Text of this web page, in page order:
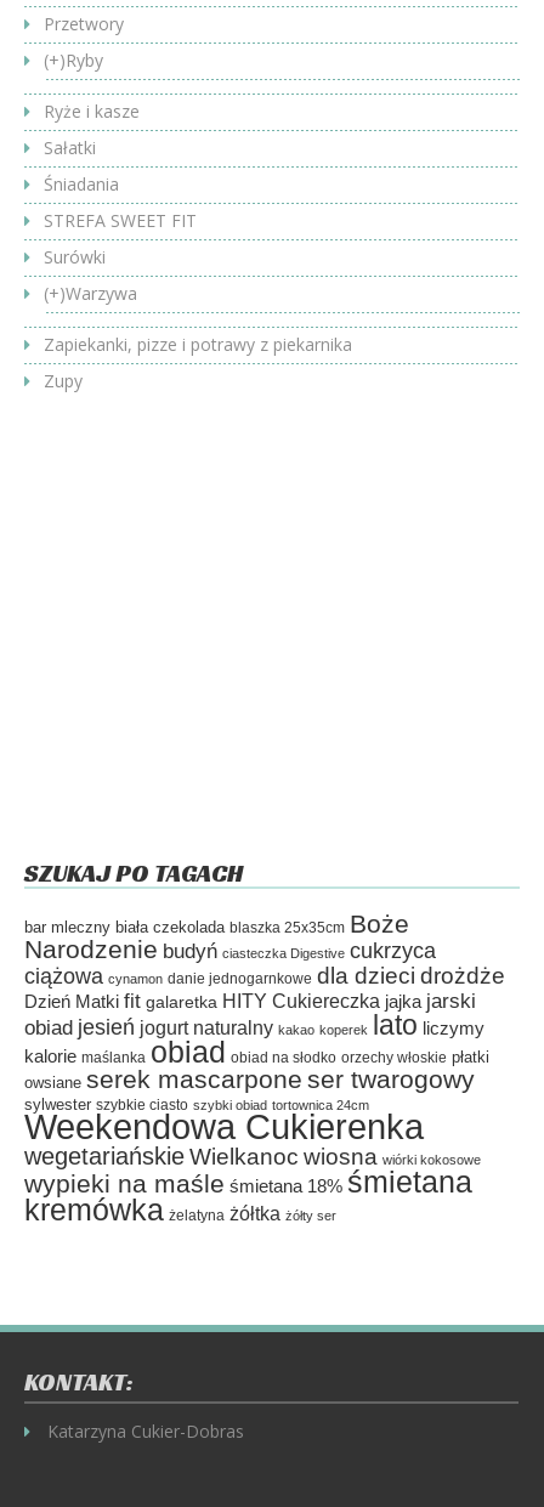
Przetwory
(+)Ryby
Ryże i kasze
Sałatki
Śniadania
STREFA SWEET FIT
Surówki
(+)Warzywa
Zapiekanki, pizze i potrawy z piekarnika
Zupy
SZUKAJ PO TAGACH
bar mleczny biała czekolada blaszka 25x35cm Boże
Narodzenie budyń ciasteczka Digestive cukrzyca
ciążowa cynamon danie jednogarnkowe dla dzieci drożdże
Dzień Matki fit galaretka HITY Cukiereczka jajka jarski
obiad jesień jogurt naturalny kakao koperek lato liczymy
kalorie maślanka obiad obiad na słodko orzechy włoskie płatki
owsiane serek mascarpone ser twarogowy
sylwester szybkie ciasto szybki obiad tortownica 24cm
Weekendowa Cukierenka
wegetariańskieWielkanoc wiosna wiórki kokosowe
wypieki na maśle śmietana 18% śmietana
kremówka żelatyna żółtka żółty ser
KONTAKT:
Katarzyna Cukier-Dobras